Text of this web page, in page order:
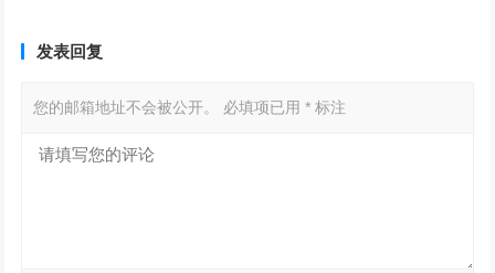
发表回复
您的邮箱地址不会被公开。 必填项已用* 标注